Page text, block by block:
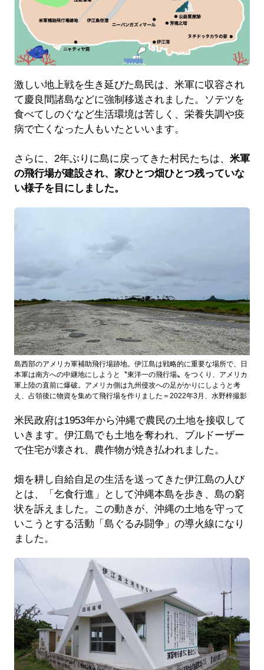
激しい地上戦を生き延びた島民は、米軍に収容され
て慶良間諸島などに強制移送されました。ソテツを
食べてしのぐなど生活環境は苦しく、栄養失調や疫
病で亡くなった人もいたといいます。
さらに、2年ぶりに島に戻ってきた村民たちは、 米軍
の飛行場が建設され、家ひとつ畑ひとつ残っていな
い様子を目にしました。
島西部のアメリカ軍補助飛行場跡地。伊江島は戦略的に重要な場所で、日
本軍は南方への中継地にしようと〝東洋一の飛行場〟をつくり、アメリカ
軍上陸の直前に爆破。アメリカ側は九州侵攻への足がかりにしようと考
え、占領後に物資を集めて飛行場を作りました＝2022年3月、水野梓撮影
米民政府は1953年から沖縄で農民の土地を接収して
いきます。伊江島でも土地を奪われ、ブルドーザー
で住宅が壊され、農作物が焼き払われました。
畑を耕し自給自足の生活を送ってきた伊江島の人び
とは、「乞食行進」として沖縄本島を歩き、島の窮
状を訴えました。この動きが、沖縄の土地を守って
いこうとする活動「島ぐるみ闘争」の導火線になり
ました。